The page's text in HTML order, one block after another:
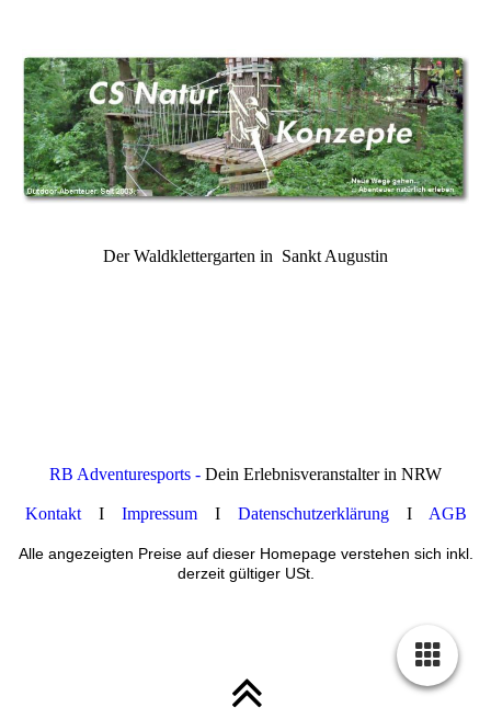
Der Waldklettergarten in Sankt Augustin
RB Adventuresports - Dein Erlebnisveranstalter in NRW
KontaktI ImpressumI DatenschutzerklärungI AGB
Alle angezeigten Preise auf dieser Homepage verstehen sich inkl.
derzeit gültiger USt.